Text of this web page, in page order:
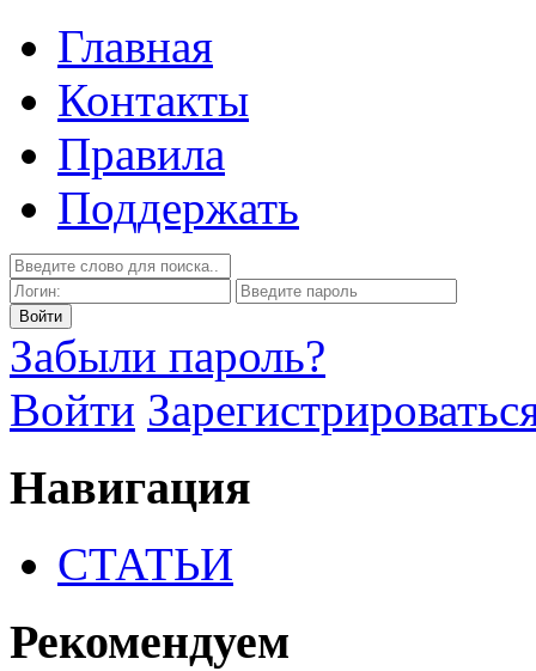
Главная
Контакты
Правила
Поддержать
Забыли пароль?
Войти
Навигация
СТАТЬИ
Рекомендуем